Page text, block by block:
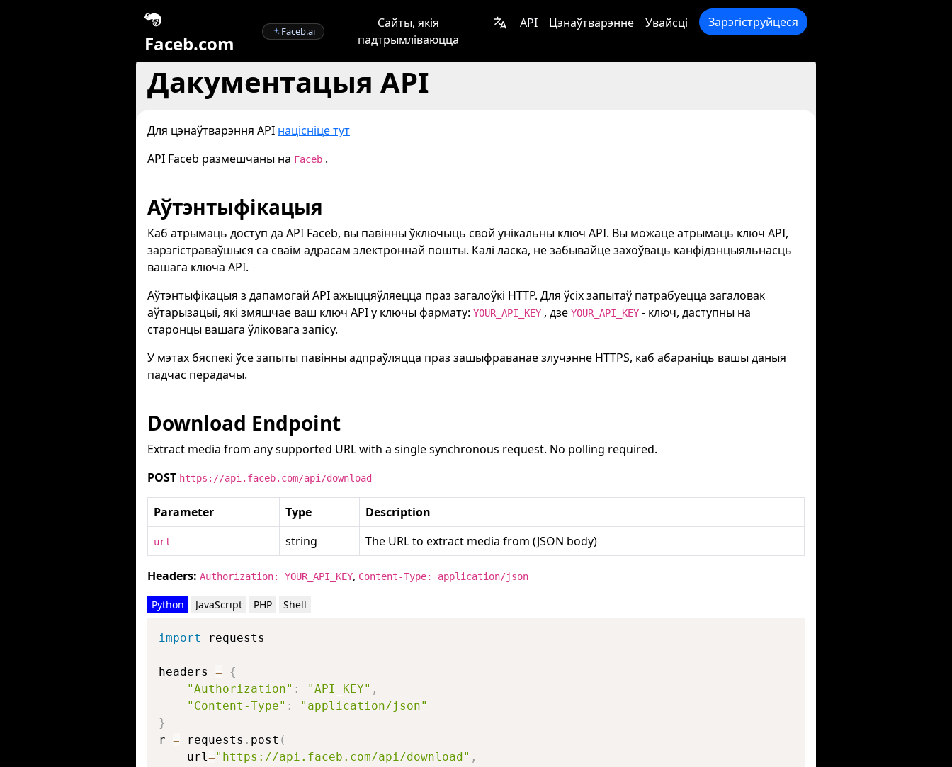
Faceb.com
Faceb.ai
Сайты, якія
падтрымліваюцца
API Цэнаўтварэнне Увайсці Зарэгіструйцеся
Дакументацыя API
Для цэнаўтварэння API націсніце тут
API Faceb размешчаны на Faceb .
Аўтэнтыфікацыя
Каб атрымаць доступ да API Faceb, вы павінны ўключыць свой унікальны ключ API. Вы можаце атрымаць ключ API,
зарэгістраваўшыся са сваім адрасам электроннай пошты. Калі ласка, не забывайце захоўваць канфідэнцыяльнасць
вашага ключа API.
Аўтэнтыфікацыя з дапамогай API ажыццяўляецца праз загалоўкі HTTP. Для ўсіх запытаў патрабуецца загаловак
аўтарызацыі, які змяшчае ваш ключ API у ключы фармату: YOUR_API_KEY , дзе YOUR_API_KEY - ключ, даступны на
старонцы вашага ўліковага запісу.
У мэтах бяспекі ўсе запыты павінны адпраўляцца праз зашыфраванае злучэнне HTTPS, каб абараніць вашы даныя
падчас перадачы.
Download Endpoint
Extract media from any supported URL with a single synchronous request. No polling required.
POST https://api.faceb.com/api/download
Parameter Type Description
url string The URL to extract media from (JSON body)
Headers: Authorization: YOUR_API_KEY, Content-Type: application/json
Python JavaScript PHP Shell
import requests
headers =
{
"Authorization" : "API_KEY" ,
"Content-Type" :
"application/json"
}
r = requests . post (
    url
="https://api.faceb.com/api/download" ,